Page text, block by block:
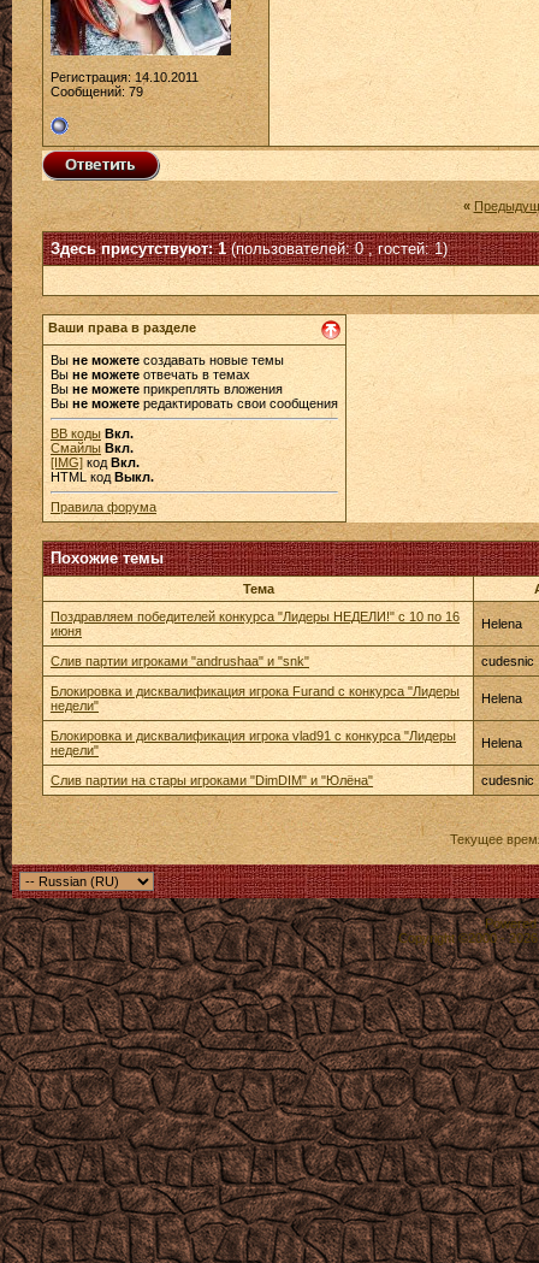
Регистрация: 14.10.2011
Сообщений: 79
«
Здесь присутствуют: 1(пользователей: 0 , гостей: 1)
Ваши права в разделе
Вы не можете создавать новые темы
Выне можете отвечать в темах
Выне можете прикреплять вложения
Вы не можетередактировать свои сообщения
BB коды Вкл.
Смайлы Вкл.
[IMG] код Вкл.
HTML код Выкл.
Правила форума
Похожие темы
Тема
Поздравляем победителей конкурса "Лидеры НЕДЕЛИ!" с 10 по 16
июня
Helena
Слив партии игроками "andrushaa" и "snk" cudesnic
Блокировка и дисквалификация игрока Furand с конкурса "Лидеры
недели"
Helena
Блокировка и дисквалификация игрока vlad91 с конкурса "Лидеры
недели"
Helena
Слив партии на стары игроками "DimDIM" и "Юлёна" cudesnic
Текущее
Powered
Copyright ©2000 -